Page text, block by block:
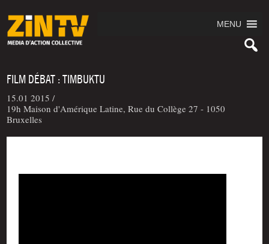
MENU
FILM DÉBAT : TIMBUKTU
15.01 2015 /
19h Maison d'Amérique Latine, Rue du Collège 27 - 1050
Bruxelles